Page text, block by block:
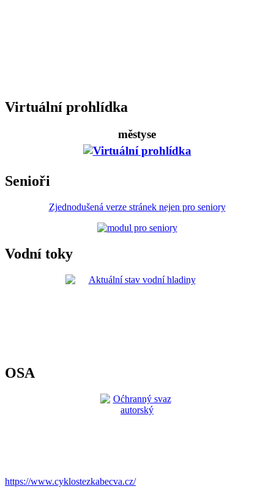
Virtuální prohlídka
městyse
Senioři
Zjednodušená verze stránek nejen pro seniory
Vodní toky
OSA
https://www.cyklostezkabecva.cz/